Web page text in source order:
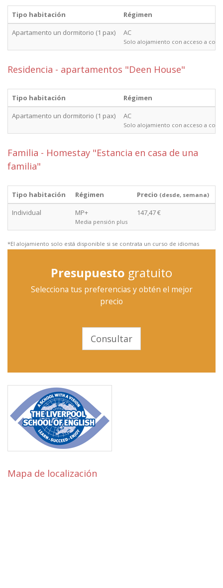
Tipo habitación
Régimen
Apartamento un dormitorio (1 pax)
AC
Solo alojamiento con acceso a
Residencia - apartamentos "Deen House"
Tipo habitación
Régimen
Apartamento un dormitorio (1 pax)
AC
Solo alojamiento con acceso a
Familia - Homestay "Estancia en casa de una
familia"
Tipo habitación Régimen Precio (desde, semana)
Individual MP+
Media pensión plus
147,47 €
*El alojamiento solo está disponible si se contrata un curso de idiomas
Presupuesto gratuito
Selecciona tus preferencias y obtén el mejor
precio
Consultar
Mapa de localización